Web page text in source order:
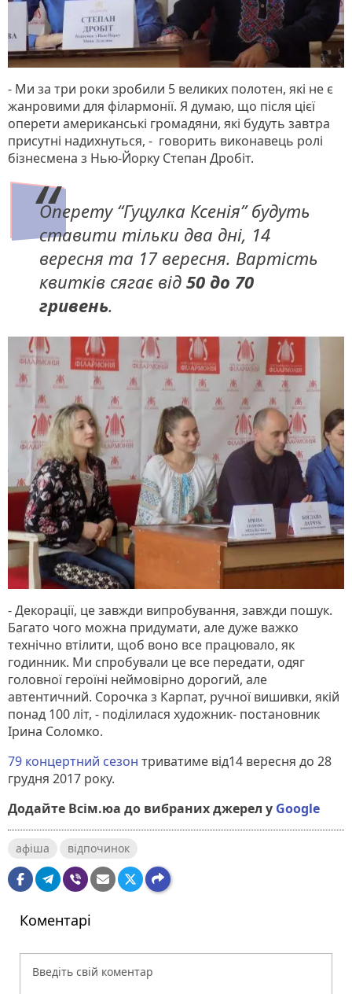
- Ми за три роки зробили 5 великих полотен, які не є
жанровими для філармонії. Я думаю, що після цієї
оперети американські громадяни, які будуть завтра
присутні надихнуться, - говорить виконавець ролі
бізнесмена з Нью-Йорку Степан Дробіт.
Оперету “Гуцулка Ксенія” будуть
ставити тільки два дні, 14
вересня та 17 вересня. Вартість
квитків сягає від 50 до 70
гривень.
- Декорації, це завжди випробування, завжди пошук.
Багато чого можна придумати, але дуже важко
технічно втілити, щоб воно все працювало, як
годинник. Ми спробували це все передати, одяг
головної героїні неймовірно дорогий, але
автентичний. Сорочка з Карпат, ручної вишивки, якій
понад 100 літ, - поділилася художник- постановник
Ірина Соломко.
79 концертний сезон триватиме від14 вересня до 28
грудня 2017 року.
Додайте Всім.юа до вибраних джерел у Google
афіша відпочинок
Коментарі